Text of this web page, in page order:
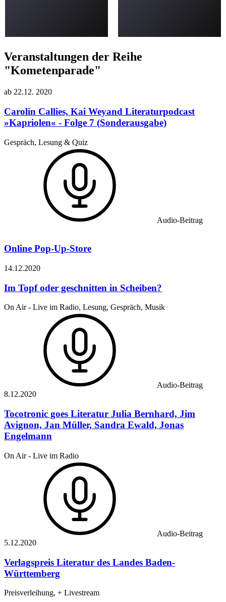
Veranstaltungen der Reihe
"Kometenparade"
ab 22.12. 2020
Carolin Callies, Kai Weyand Literaturpodcast
»Kapriolen« - Folge 7 (Sonderausgabe)
Gespräch, Lesung & Quiz
Audio-Beitrag
Online Pop-Up-Store
14.12.2020
Im Topf oder geschnitten in Scheiben?
On Air - Live im Radio, Lesung, Gespräch, Musik
Audio-Beitrag
8.12.2020
Tocotronic goes Literatur Julia Bernhard, Jim
Avignon, Jan Müller, Sandra Ewald, Jonas
Engelmann
On Air - Live im Radio
Audio-Beitrag
5.12.2020
Verlagspreis Literatur des Landes Baden-
Württemberg
Preisverleihung, + Livestream